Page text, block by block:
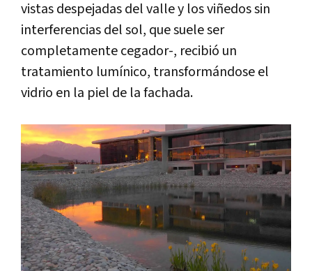
vistas despejadas del valle y los viñedos sin
interferencias del sol, que suele ser
completamente cegador-, recibió un
tratamiento lumínico, transformándose el
vidrio en la piel de la fachada.